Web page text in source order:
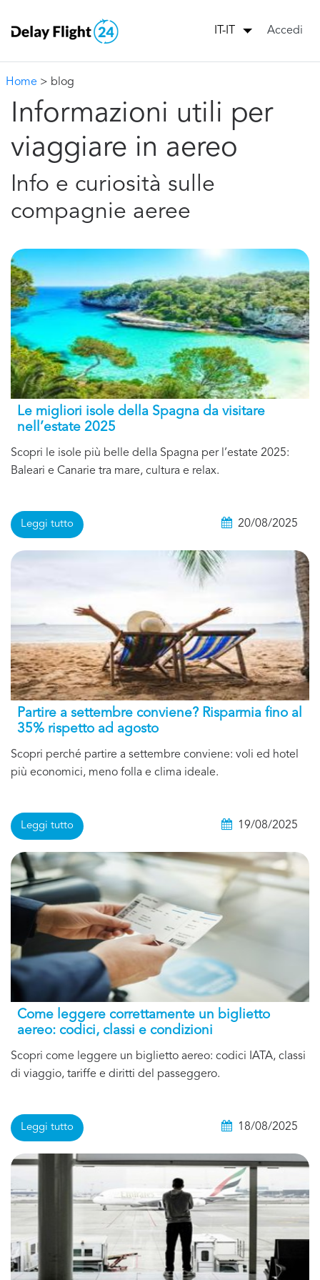
IT-IT Accedi
Home > blog
Informazioni utili per
viaggiare in aereo
Info e curiosità sulle
compagnie aeree
Le migliori isole della Spagna da visitare
nell’estate 2025
Scopri le isole più belle della Spagna per l’estate 2025:
Baleari e Canarie tra mare, cultura e relax.
Leggi tutto 20/08/2025
Partire a settembre conviene? Risparmia fino al
35% rispetto ad agosto
Scopri perché partire a settembre conviene: voli ed hotel
più economici, meno folla e clima ideale.
Leggi tutto 19/08/2025
Come leggere correttamente un biglietto
aereo: codici, classi e condizioni
Scopri come leggere un biglietto aereo: codici IATA, classi
di viaggio, tariffe e diritti del passeggero.
Leggi tutto 18/08/2025